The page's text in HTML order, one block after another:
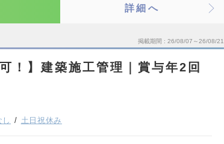
詳細へ
掲載期間 26/08/07～26/08/21
！】建築施工管理｜賞与年2回
土日祝休み